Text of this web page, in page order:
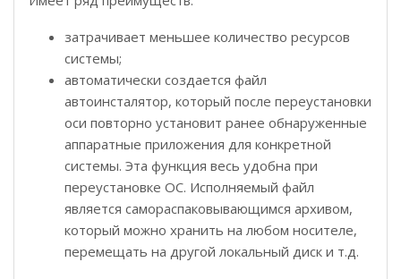
затрачивает меньшее количество ресурсов
системы;
автоматически создается файл
автоинсталятор, который после переустановки
оси повторно установит ранее обнаруженные
аппаратные приложения для конкретной
системы. Эта функция весь удобна при
переустановке ОС. Исполняемый файл
является самораспаковывающимся архивом,
который можно хранить на любом носителе,
перемещать на другой локальный диск и т.д.